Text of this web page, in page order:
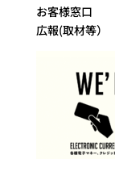
お客様窓口
広報(取材等